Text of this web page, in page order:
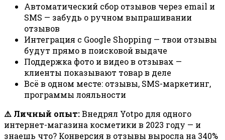
Автоматический сбор отзывов через email и
SMS — забудь о ручном выпрашивании
отзывов
Интеграция с Google Shopping — твои отзывы
будут прямо в поисковой выдаче
Поддержка фото и видео в отзывах —
клиенты показывают товар в деле
Всё в одном месте: отзывы, SMS-маркетинг,
программы лояльности
⚠️ Личный опыт:Внедрял Yotpo для одного
интернет-магазина косметики в 2023 году — и
знаешь что? Конверсия в отзывы выросла на 340%